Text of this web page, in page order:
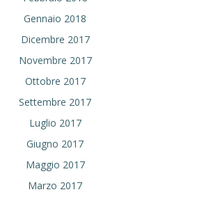
Gennaio 2018
Dicembre 2017
Novembre 2017
Ottobre 2017
Settembre 2017
Luglio 2017
Giugno 2017
Maggio 2017
Marzo 2017